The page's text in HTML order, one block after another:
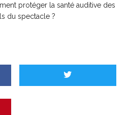
protéger la santé auditive des
du spectacle ?